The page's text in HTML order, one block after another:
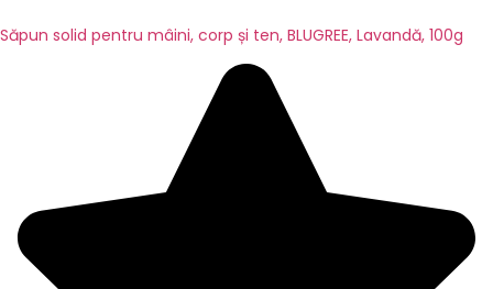
Săpun solid pentru mâini, corp și ten, BLUGREE, Lavandă, 100g